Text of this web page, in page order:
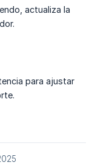
actualiza la
para ajustar